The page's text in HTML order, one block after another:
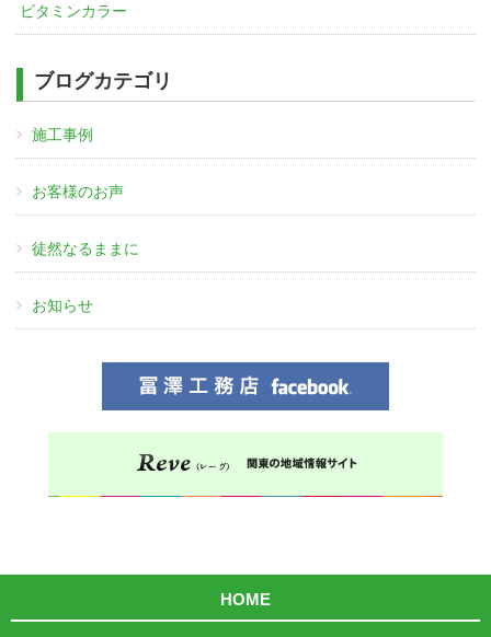
ビタミンカラー
ブログカテゴリ
施工事例
お客様のお声
徒然なるままに
お知らせ
HOME